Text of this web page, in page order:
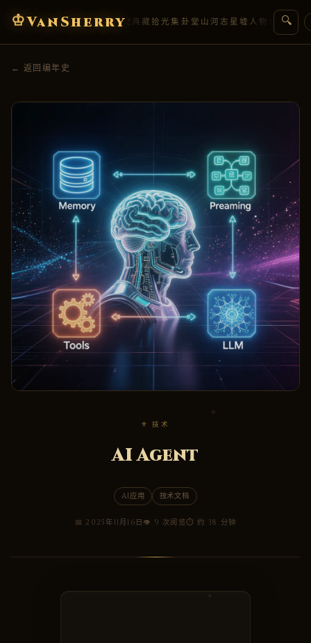
♔VanSherry
编年史 典藏拾光集 卦堂 山河志 星墟 人物传 盟约
🔍
← 返回编年史
⚜ 技术
AI Agent
AI应用 技术文档
📅 2025年11月16日👁 9 次阅览⏱ 约 38 分钟